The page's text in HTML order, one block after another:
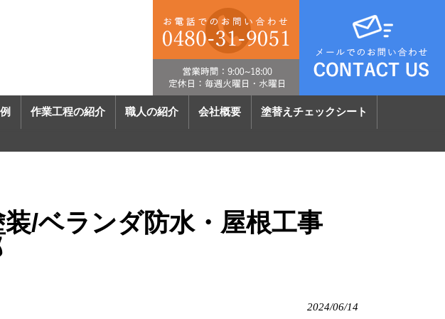
作業工程の紹介 職人の紹介 会社概要 塗替えチェックシート
/ベランダ防水・屋根工事
2024/06/14